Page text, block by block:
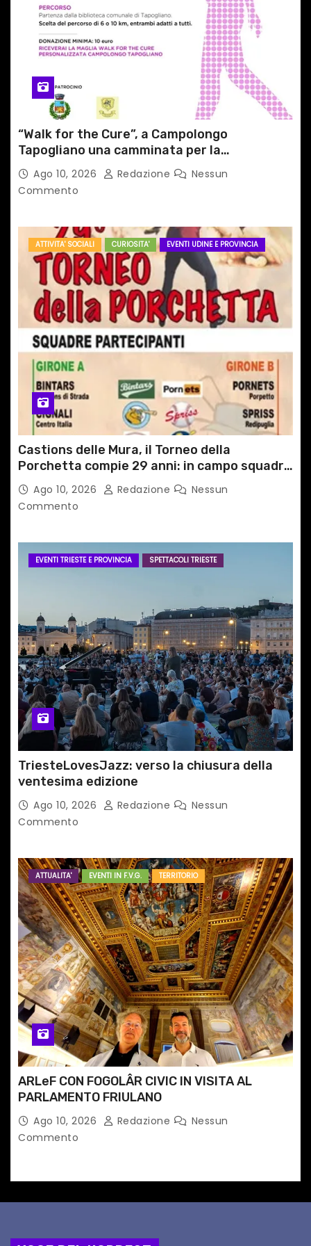
o
l
i
“Walk for the Cure”, a Campolongo
Tapogliano una camminata per la
prevenzione dei tumori del seno
Ago 10, 2026 Redazione
Nessun
Commento
ATTIVITA' SOCIALI CURIOSITA' EVENTI UDINE E PROVINCIA
Castions delle Mura, il Torneo della
Porchetta compie 29 anni: in campo squadre
da tutta Italia e dall’estero
Ago 10, 2026 Redazione
Nessun
Commento
EVENTI TRIESTE E PROVINCIA SPETTACOLI TRIESTE
TriesteLovesJazz: verso la chiusura della
ventesima edizione
Ago 10, 2026 Redazione
Nessun
Commento
ATTUALITA' EVENTI IN F.V.G. TERRITORIO
ARLeF CON FOGOLÂR CIVIC IN VISITA AL
PARLAMENTO FRIULANO
Ago 10, 2026 Redazione
Nessun
Commento